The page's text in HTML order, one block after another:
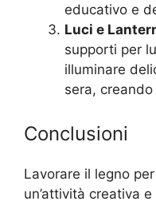
educativo e
Luci e
supporti per
illuminare
sera, creando
Conclusioni
Lavorare il legno
un’attività creativa